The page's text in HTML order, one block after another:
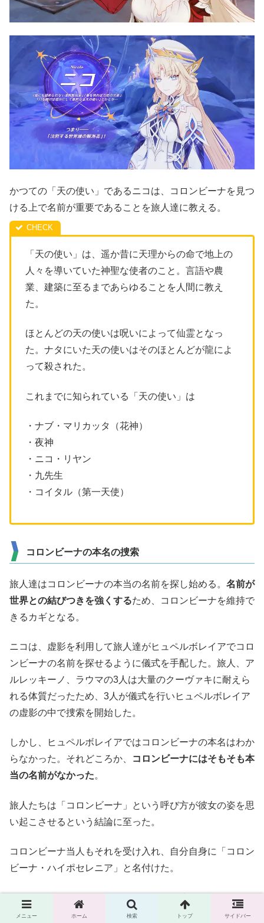
かつての「天の使い」であるニコは、コロンビーナを見つ
ける上で名前が重要であることを旅人達に教える。
「天の使い」は、遥か昔に天理からの命で地上の
人々を導いていた神聖な使者のこと。言語や農
業、建築に至るまであらゆることを人間に教え
た。
ほとんどの天の使いは呪いによって仙霊となっ
た。ナタにいた天の使いはそのほとんどが龍によ
って殺された。
これまでに知られている「天の使い」は
・ナブ・マリカッタ（花神）
・夜神
・ニコ・リヤン
・九先生
・コイタル（第一天使）
コロンビーナの本名の捜索
旅人達はコロンビーナの本当の名前を探し始める。 名前が
世界との結びつきを強くするため、コロンビーナを維持で
きるカギとなる。
ニコは、虚影を利用して旅人達がヒュペルボレイアでコロ
ンビーナの名前を探せるように儀式を手配した。旅人、ア
ルレッキーノ、ラウマの3人は大量のクーヴァキに耐えら
れる体質だったため、3人が儀式を行いヒュペルボレイア
の虚影の中で捜索を開始した。
しかし、ヒュペルボレイアではコロンビーナの本名はわか
らなかった。それどころか、
コロンビーナにはそもそも本
当の名前がなかった。
旅人たちは「コロンビーナ」という呼び方が彼女の姿を思
い起こさせるという結論に至った。
コロンビーナ当人もそれを受け入れ、自分自身に「コロン
ビーナ・ハイポセレニア」と名付けた。
こうしてコロンビーナは再び身体を取り戻した。
メニュー ホーム 検索 トップ サイドバー